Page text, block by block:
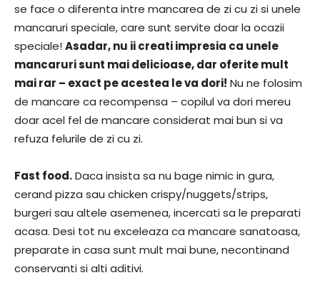
se face o diferenta intre mancarea de zi cu zi si unele
mancaruri speciale, care sunt servite doar la ocazii
speciale!Asadar, nu ii creati impresia ca unele
mancaruri sunt mai delicioase, dar oferite mult
mai rar – exact pe acestea le va dori! Nu ne folosim
de mancare ca recompensa – copilul va dori mereu
doar acel fel de mancare considerat mai bun si va
refuza felurile de zi cu zi.
Fast food.Daca insista sa nu bage nimic in gura,
cerand pizza sau chicken crispy/nuggets/strips,
burgeri sau altele asemenea, incercati sa le preparati
acasa. Desi tot nu exceleaza ca mancare sanatoasa,
preparate in casa sunt mult mai bune, necontinand
conservanti si alti aditivi.